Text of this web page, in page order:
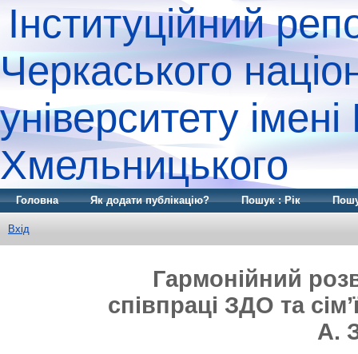
Інституційний
Черкаського
університету
Хмельницького
Головна Як додати публікацію? Пошук : Рік
Вхід
Гармонійний
співпраці ЗДО та
А.